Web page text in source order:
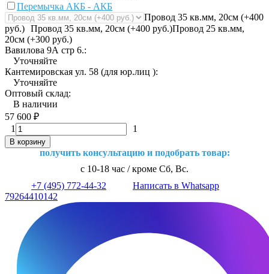
Перемычка АКБ - АКБ
Провод 35 кв.мм, 20см (+400
руб.) Провод 35 кв.мм, 20см (+400 руб.)Провод 25 кв.мм,
20см (+300 руб.)
Вавилова 9А стр 6.:
Уточняйте
Кантемировская ул. 58 (для юр.лиц ):
Уточняйте
Оптовый склад:
В наличии
57 600 ₽
1
1
В корзину
получить консультацию и подобрать товар:
с 10-18 час / кроме Сб, Вс.
+7 (495) 772-44-32
Написать в Whatsapp
79264410142